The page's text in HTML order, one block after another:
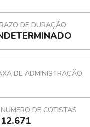
DE DURAÇÃO
DE ADMINISTRAÇÃO
NUMERO DE COTISTAS
12.671